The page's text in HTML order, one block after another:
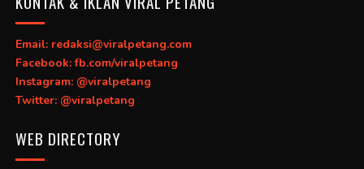
Email: redaksi@viralpetang.com
Facebook: fb.com/viralpetang
Instagram: @viralpetang
Twitter: @viralpetang
WEB DIRECTORY